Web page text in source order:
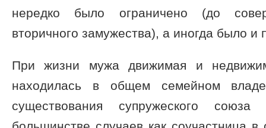
нередко было ограничено (до
вторичного замужества), а иногда было и
При жизни мужа движимая и
находилась в общем семейном
существования супружеского